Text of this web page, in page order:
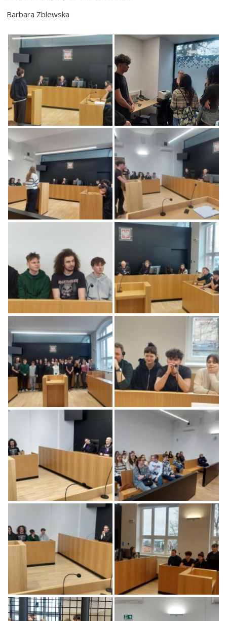
Barbara Zblewska